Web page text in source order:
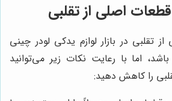
اصلی از تقلبی
در بازار لوازم یدکی لودر چینی
اما با رعایت نکات زیر می‌توانید
را کاهش دهید: